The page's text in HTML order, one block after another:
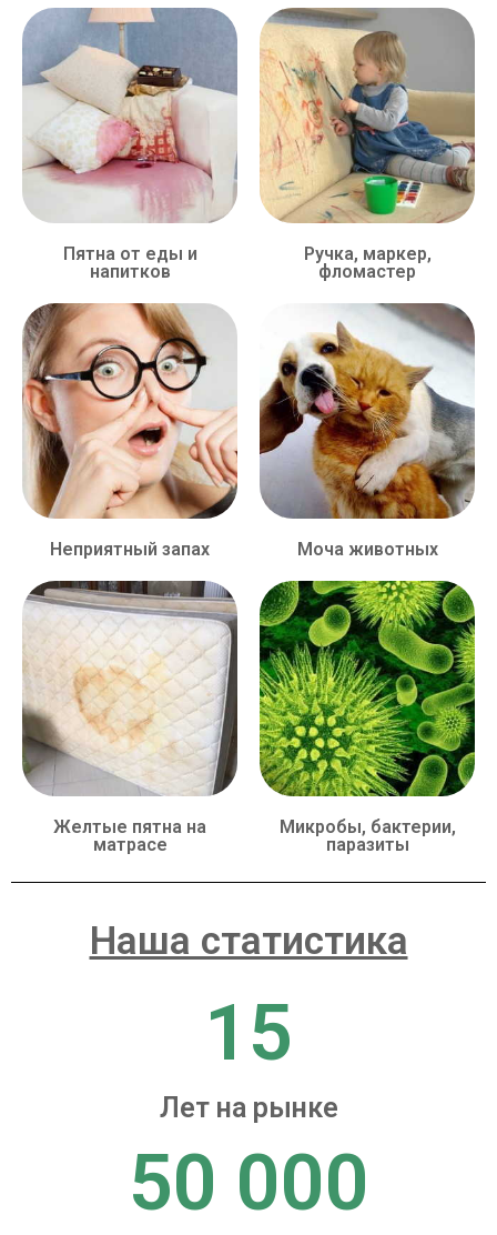
Пятна от еды и
напитков
Ручка, маркер,
фломастер
Неприятный запах Моча животных
Желтые пятна на
матрасе
Микробы, бактерии,
паразиты
Наша статистика
15
Лет на рынке
50 000